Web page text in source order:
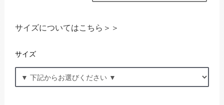
サイズについてはこちら＞＞
サイズ